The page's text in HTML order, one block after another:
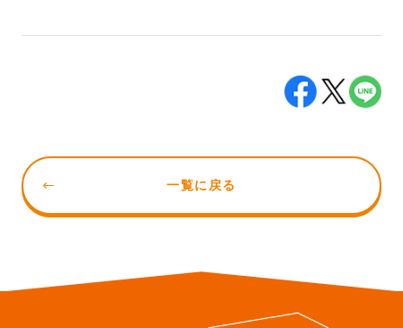
一覧に戻る